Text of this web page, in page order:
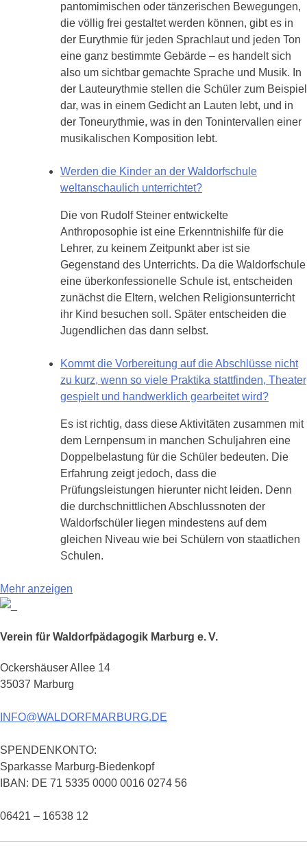
pantomimischen oder tänzerischen Bewegungen,
die völlig frei gestaltet werden können, gibt es in
der Eurythmie für jeden Sprachlaut und jeden Ton
eine ganz bestimmte Gebärde – es handelt sich
also um sichtbar gemachte Sprache und Musik. In
der Lauteurythmie stellen die Schüler zum Beispiel
dar, was in einem Gedicht an Lauten lebt, und in
der Toneurythmie, was in den Tonintervallen einer
musikalischen Komposition lebt.
Werden die Kinder an der Waldorfschule
weltanschaulich unterrichtet?
Die von Rudolf Steiner entwickelte
Anthroposophie ist eine Erkenntnishilfe für die
Lehrer, zu keinem Zeitpunkt aber ist sie
Gegenstand des Unterrichts. Da die Waldorfschule
eine überkonfessionelle Schule ist, entscheiden
zunächst die Eltern, welchen Religionsunterricht
ihr Kind besuchen soll. Später entscheiden die
Jugendlichen das dann selbst.
Kommt die Vorbereitung auf die Abschlüsse nicht
zu kurz, wenn so viele Praktika stattfinden, Theater
gespielt und handwerklich gearbeitet wird?
Es ist richtig, dass diese Aktivitäten zusammen mit
dem Lernpensum in manchen Schuljahren eine
Doppelbelastung für die Schüler bedeuten. Die
Erfahrung zeigt jedoch, dass die
Prüfungsleistungen hierunter nicht leiden. Denn
die durchschnittlichen Abschlussnoten der
Waldorfschüler liegen mindestens auf dem
gleichen Niveau wie bei Schülern von staatlichen
Schulen.
Mehr anzeigen
Verein für Waldorfpädagogik Marburg e. V.
Ockershäuser Allee 14
35037 Marburg
INFO@WALDORFMARBURG.DE
SPENDENKONTO:
Sparkasse Marburg-Biedenkopf
IBAN: DE 71 5335 0000 0016 0274 56
06421 – 16538 12